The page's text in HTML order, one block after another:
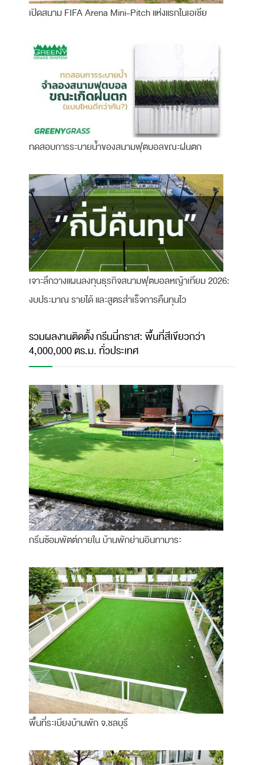
เปิดสนาม FIFA Arena Mini-Pitch แห่งแรกในเอเชีย
ทดสอบการระบายน้ำของสนามฟุตบอลขณะฝนตก
เจาะลึกวางแผนลงทุนธุรกิจสนามฟุตบอลหญ้าเทียม 2026:
งบประมาณ รายได้ และสูตรสำเร็จการคืนทุนไว
รวมผลงานติดตั้ง กรีนนี่กราส: พื้นที่สีเขียวกว่า
4,000,000 ตร.ม. ทั่วประเทศ
กรีนซ้อมพัตต์ภายใน บ้านพักย่านอินทามาระ
พื้นที่ระเบียงบ้านพัก จ.ชลบุรี